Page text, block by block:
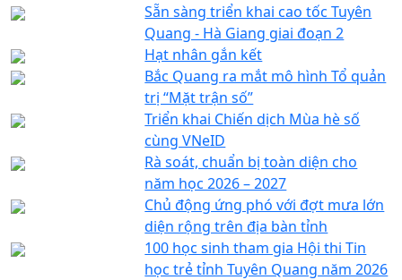
Sẵn sàng triển khai cao tốc Tuyên
Quang - Hà Giang giai đoạn 2
Hạt nhân gắn kết
Bắc Quang ra mắt mô hình Tổ quản
trị “Mặt trận số”
Triển khai Chiến dịch Mùa hè số
cùng VNeID
Rà soát, chuẩn bị toàn diện cho
năm học 2026 – 2027
Chủ động ứng phó với đợt mưa lớn
diện rộng trên địa bàn tỉnh
100 học sinh tham gia Hội thi Tin
học trẻ tỉnh Tuyên Quang năm 2026